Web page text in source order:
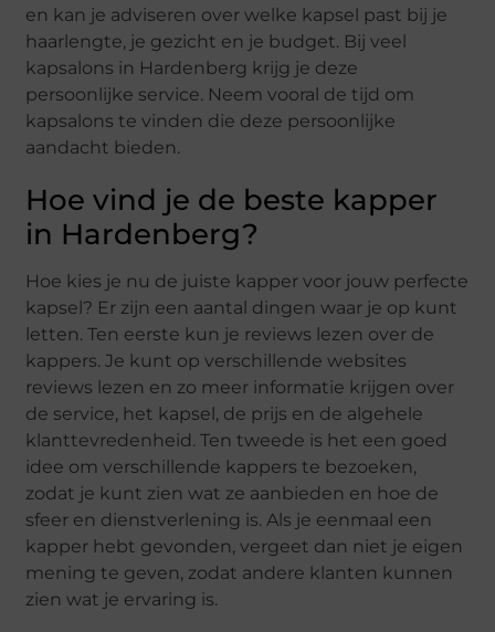
en kan je adviseren over welke kapsel past bij je
haarlengte, je gezicht en je budget. Bij veel
kapsalons in Hardenberg krijg je deze
persoonlijke service. Neem vooral de tijd om
kapsalons te vinden die deze persoonlijke
aandacht bieden.
Hoe vind je de beste kapper
in Hardenberg?
Hoe kies je nu de juiste kapper voor jouw perfecte
kapsel? Er zijn een aantal dingen waar je op kunt
letten. Ten eerste kun je reviews lezen over de
kappers. Je kunt op verschillende websites
reviews lezen en zo meer informatie krijgen over
de service, het kapsel, de prijs en de algehele
klanttevredenheid. Ten tweede is het een goed
idee om verschillende kappers te bezoeken,
zodat je kunt zien wat ze aanbieden en hoe de
sfeer en dienstverlening is. Als je eenmaal een
kapper hebt gevonden, vergeet dan niet je eigen
mening te geven, zodat andere klanten kunnen
zien wat je ervaring is.